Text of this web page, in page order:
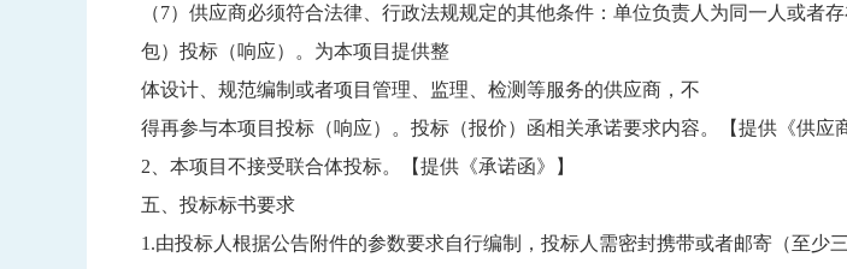
（7）供应商必须符合法律、行政法规规定的其他条件：单位负责人为同一人或
包）投标（响应）。为本项目提供整
体设计、规范编制或者项目管理、监理、检测等服务的供应商，不
得再参与本项目投标（响应）。投标（报价）函相关承诺要求内容。【提供《供应
2、本项目不接受联合体投标。【提供《承诺函》】
五、投标标书要求
1.由投标人根据公告附件的参数要求自行编制，投标人需密封携带或者邮寄（至少